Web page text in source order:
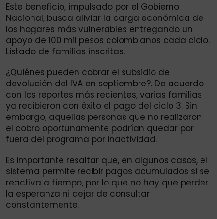
Este beneficio, impulsado por el Gobierno
Nacional, busca aliviar la carga económica de
los hogares más vulnerables entregando un
apoyo de 100 mil pesos colombianos cada ciclo.
Listado de familias inscritas.
¿Quiénes pueden cobrar el subsidio de
devolución del IVA en septiembre?. De acuerdo
con los reportes más recientes, varias familias
ya recibieron con éxito el pago del ciclo 3. Sin
embargo, aquellas personas que no realizaron
el cobro oportunamente podrían quedar por
fuera del programa por inactividad.
Es importante resaltar que, en algunos casos, el
sistema permite recibir pagos acumulados si se
reactiva a tiempo, por lo que no hay que perder
la esperanza ni dejar de consultar
constantemente.